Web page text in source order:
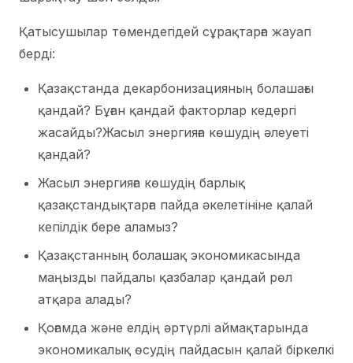
Қатысушылар төмендегідей сұрақтарға жауап
берді:
Қазақстанда декарбонизацияның болашағы
қандай? Бұған қандай факторлар кедергі
жасайды?Жасыл энергияға көшудің әлеуеті
қандай?
Жасыл энергияға көшудің барлық
қазақстандықтарға пайда әкелетініне қалай
кепілдік бере аламыз?
Қазақстанның болашақ экономикасында
маңызды пайдалы қазбалар қандай рөл
атқара алады?
Қоғамда және елдің әртүрлі аймақтарында
экономикалық өсудің пайдасын қалай біркелкі